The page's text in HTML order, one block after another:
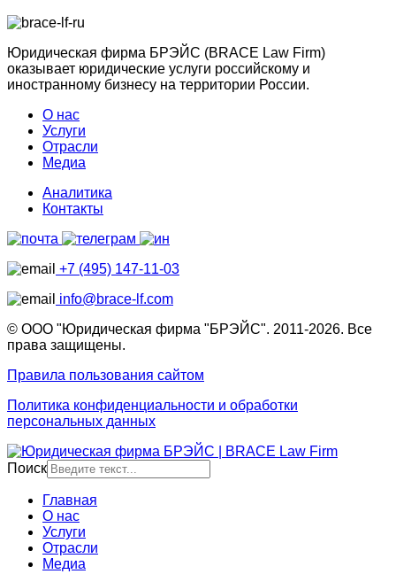
Юридическая фирма БРЭЙС (BRACE Law Firm)
оказывает юридические услуги российскому и
иностранному бизнесу на территории России.
О нас
Услуги
Отрасли
Медиа
Аналитика
Контакты
+7 (495) 147-11-03
info@brace-lf.com
© ООО "Юридическая фирма "БРЭЙС". 2011-2026. Все
права защищены.
Правила пользования сайтом
Политика конфиденциальности и обработки
персональных данных
Поиск
Главная
О нас
Услуги
Отрасли
Медиа